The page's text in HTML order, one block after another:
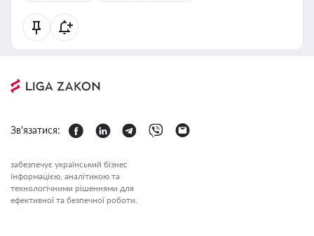
Зв'язатися:
забезпечує український бізнес
інформацією, аналітикою та
технологічними рішеннями для
ефективної та безпечної роботи.